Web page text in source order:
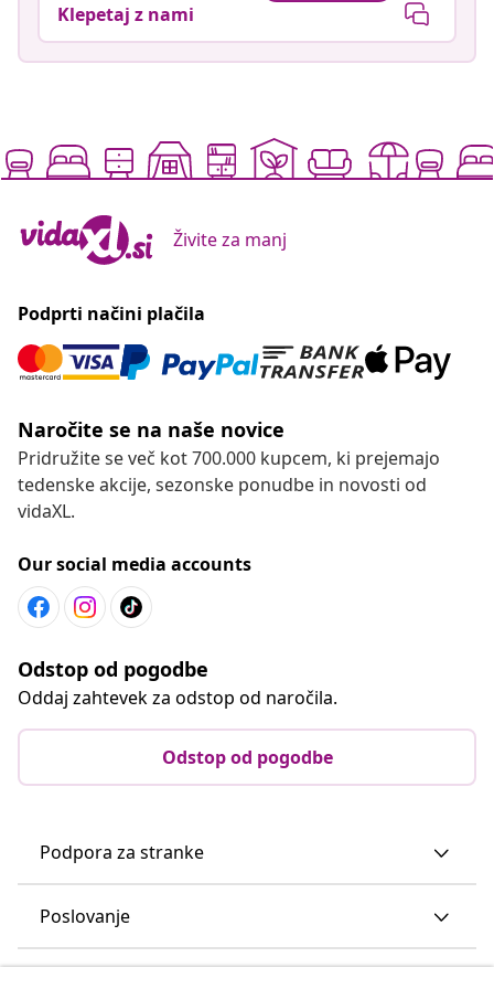
Klepetaj z nami
Živite za manj
Podprti načini plačila
Naročite se na naše novice
Pridružite se več kot 700.000 kupcem, ki prejemajo
tedenske akcije, sezonske ponudbe in novosti od
vidaXL.
Our social media accounts
Odstop od pogodbe
Oddaj zahtevek za odstop od naročila.
Odstop od pogodbe
Podpora za stranke
Poslovanje